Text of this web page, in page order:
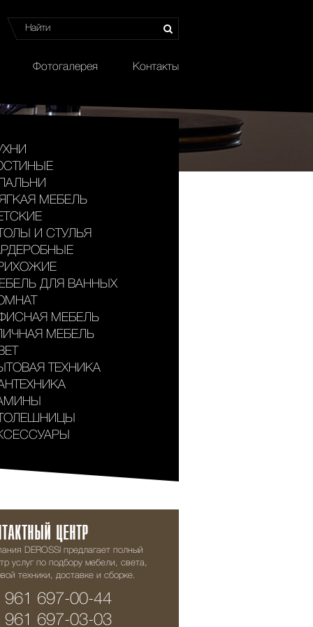
Фотогалерея Контакты
МЕБЕЛЬ
И СТУЛЬЯ
ДЛЯ ВАННЫХ
МЕБЕЛЬ
МЕБЕЛЬ
ТЕХНИКА
ЦЕНТР
DEROSSI предлагает полный
услуг по подбору мебели, света,
техники, доставке и сборке.
961 697-00-44
961 697-03-03